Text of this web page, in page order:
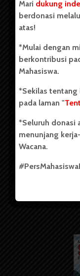
secara mandiri
(USU). Sebelumnya
Unit Kegiatan
berdiri pada 1 Juli 1995.
Kontribusi
Info Iklan
Pedoman Media
Kode Etik
Mari dukung
berdonasi
atas!
*Mulai dengan
berkontribusi
Mahasiswa.
*Sekilas tentang
pada laman "
*Seluruh donasi
menunjang
Wacana.